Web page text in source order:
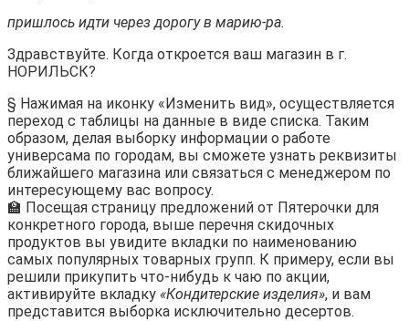
пришлось идти через дорогу в марию-ра.
Здравствуйте. Когда откроется ваш магазин в г.
НОРИЛЬСК?
§ Нажимая на иконку «Изменить вид», осуществляется
переход с таблицы на данные в виде списка. Таким
образом, делая выборку информации о работе
универсама по городам, вы сможете узнать реквизиты
ближайшего магазина или связаться с менеджером по
интересующему вас вопросу.
🏫 Посещая страницу предложений от Пятерочки для
конкретного города, выше перечня скидочных
продуктов вы увидите вкладки по наименованию
самых популярных товарных групп. К примеру, если вы
решили прикупить что-нибудь к чаю по акции,
активируйте вкладку «Кондитерские изделия», и вам
представится выборка исключительно десертов.